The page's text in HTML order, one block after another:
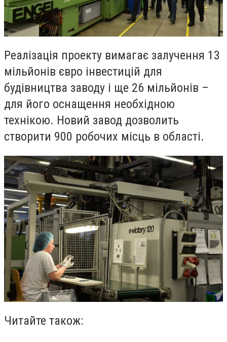
Реалізація проекту вимагає залучення 13
мільйонів євро інвестицій для
будівництва заводу і ще 26 мільйонів –
для його оснащення необхідною
технікою. Новий завод дозволить
створити 900 робочих місць в області.
Читайте також: